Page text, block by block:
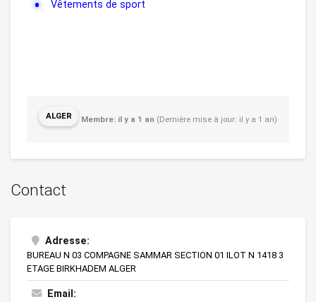
Vêtements de sport
ALGER Membre: il y a 1 an (Dernière mise à jour: il y a 1 an)
Contact
Adresse:
BUREAU N 03 COMPAGNE SAMMAR SECTION 01 ILOT N 1418 3
ETAGE BIRKHADEM ALGER
Email: